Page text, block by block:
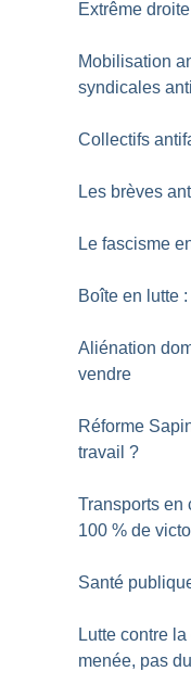
Extrême
Mobilisation
syndicales
Collectifs
Les brèves
Le fascisme
Boîte en lutte
Aliénation
vendre
Réforme
travail ?
Transports en
100 % de
Santé
Lutte contre
menée, pas